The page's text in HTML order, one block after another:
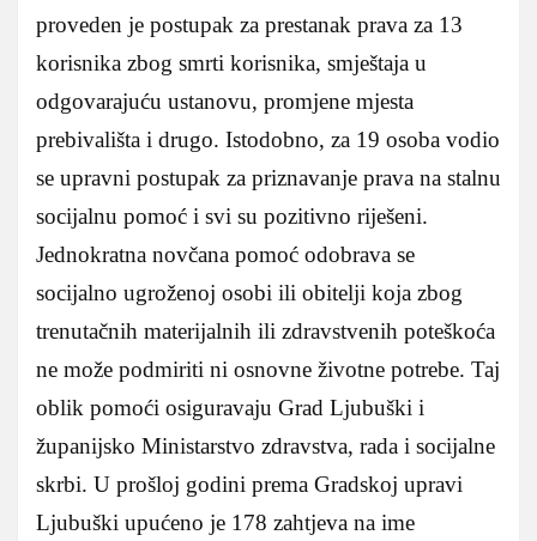
proveden je postupak za prestanak prava za 13
korisnika zbog smrti korisnika, smještaja u
odgovarajuću ustanovu, promjene mjesta
prebivališta i drugo. Istodobno, za 19 osoba vodio
se upravni postupak za priznavanje prava na stalnu
socijalnu pomoć i svi su pozitivno riješeni.
Jednokratna novčana pomoć odobrava se
socijalno ugroženoj osobi ili obitelji koja zbog
trenutačnih materijalnih ili zdravstvenih poteškoća
ne može podmiriti ni osnovne životne potrebe. Taj
oblik pomoći osiguravaju Grad Ljubuški i
županijsko Ministarstvo zdravstva, rada i socijalne
skrbi. U prošloj godini prema Gradskoj upravi
Ljubuški upućeno je 178 zahtjeva na ime